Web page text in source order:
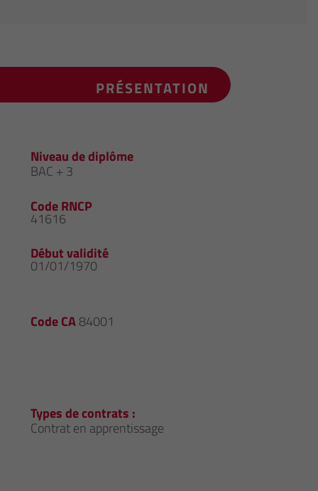
PRÉSENTATION
Niveau de diplôme
BAC + 3
Code RNCP
41616
Début validité
01/01/1970
Code CA84001
Types de contrats :
Contrat en apprentissage